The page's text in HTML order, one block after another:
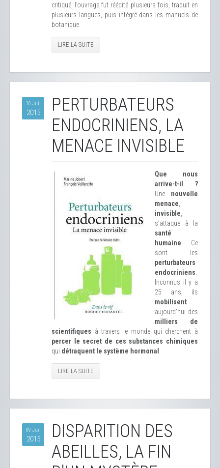
critiqué, l’ouvrage fut réédité plusieurs fois, traduit en
plusieurs langues, puis intégré dans les manuels de
botanique.
LIRE LA SUITE
10 Juil
2015
PERTURBATEURS
ENDOCRINIENS, LA
MENACE INVISIBLE
Que nous
arrive-t-il ?
Une nouvelle
menace
invisible
s’attaque à la
santé
humaine . Ce
sont les
perturbateurs
endocriniens
Inconnus il y a
25 ans, ils
mobilisent
aujourd’hui des
milliers de
scientifiques à travers le monde qui cherchent à
percer le secret de ces substances chimiques
qui détraquent le système hormonal
LIRE LA SUITE
09 Juil
2015
DISPARITION DES
ABEILLES, LA FIN